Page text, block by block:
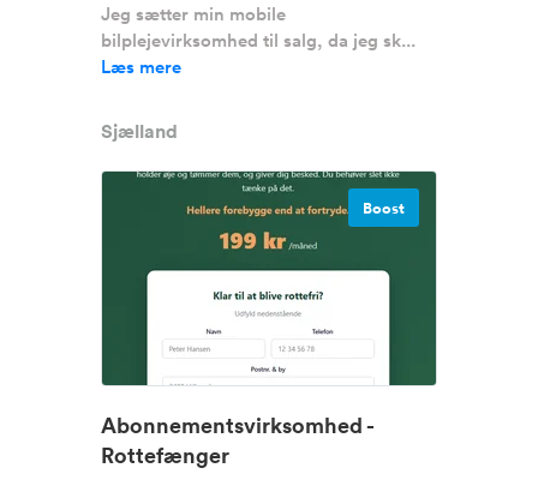
Jeg sætter min mobile
bilplejevirksomhed til salg, da jeg sk...
Læs mere
Sjælland
Boost
Abonnementsvirksomhed -
Rottefænger